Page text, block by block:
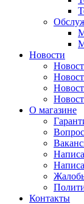
Новости
О магазине
Контакты